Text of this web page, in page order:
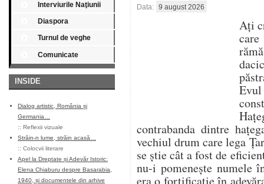
Interviurile Naţiunii
Diaspora
Turnul de veghe
Comunicate
INSIDE
Dialog artistic, România și
Germania…
:: Reflexii vizuale
Străin-n lume, străin acasă…
:: Colocvii literare
Apel la Dreptate și Adevăr Istoric:
Elena Chiaburu despre Basarabia,
1940, și documentele din arhive
Data: 9 august 2026
Aţi
Evul
contrabanda dintre
vechiul drum care lega
se ştie cât a fost de
nu-i pomeneşte numele
era o fortificaţie în